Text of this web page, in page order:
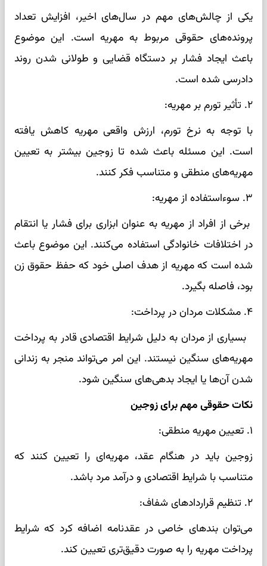
یکی از چالش‌های مهم در سال‌های اخیر، افزایش تعداد
پرونده‌های حقوقی مربوط به مهریه است. این موضوع
باعث ایجاد فشار بر دستگاه قضایی و طولانی شدن روند
دادرسی شده است.
۲. تأثیر تورم بر مهریه:
با توجه به نرخ تورم، ارزش واقعی مهریه کاهش یافته
است. این مسئله باعث شده تا زوجین بیشتر به تعیین
مهریه‌های منطقی و متناسب فکر کنند.
۳. سوءاستفاده از مهریه:
برخی از افراد از مهریه به عنوان ابزاری برای فشار یا انتقام
در اختلافات خانوادگی استفاده می‌کنند. این موضوع باعث
شده است که مهریه از هدف اصلی خود که حفظ حقوق زن
بود، فاصله بگیرد.
۴. مشکلات مردان در پرداخت:
بسیاری از مردان به دلیل شرایط اقتصادی قادر به پرداخت
مهریه‌های سنگین نیستند. این امر می‌تواند منجر به زندانی
شدن آن‌ها یا ایجاد بدهی‌های سنگین شود.
نکات حقوقی مهم برای زوجین
۱. تعیین مهریه منطقی:
زوجین باید در هنگام عقد، مهریه‌ای را تعیین کنند که
متناسب با شرایط اقتصادی و درآمد مرد باشد.
۲. تنظیم قراردادهای شفاف:
می‌توان بندهای خاصی در عقدنامه اضافه کرد که شرایط
پرداخت مهریه را به صورت دقیق‌تری تعیین کند.